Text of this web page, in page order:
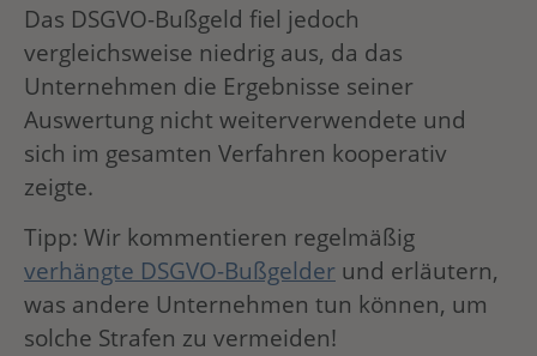
Das DSGVO-Bußgeld fiel jedoch
vergleichsweise niedrig aus, da das
Unternehmen die Ergebnisse seiner
Auswertung nicht weiterverwendete und
sich im gesamten Verfahren kooperativ
zeigte.
Tipp: Wir kommentieren regelmäßig
verhängte DSGVO-Bußgelder und erläutern,
was andere Unternehmen tun können, um
solche Strafen zu vermeiden!